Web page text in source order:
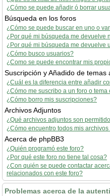
¿Cómo se puede añadir ó borrar
Búsqueda en los foros
¿Cómo se puede buscar en uno o
¿Por qué mi búsqueda me devuelve
¿Por qué mi búsqueda me devuelve
¿Cómo busco usuarios?
¿Como se puede encontrar mis
Suscripción y Añadido de temas
¿Cuál es la diferencia entre añadir
¿Cómo me suscribo a un foro o tema
¿Cómo borro mis suscripciones?
Archivos Adjuntos
¿Qué archivos adjuntos son
¿Cómo encuentro todos mis
Acerca de phpBB3
¿Quién programó este foro?
¿Por qué este foro no tiene tal cosa?
¿Con quién se puede contactar
relacionados con este foro?
Problemas acerca de la